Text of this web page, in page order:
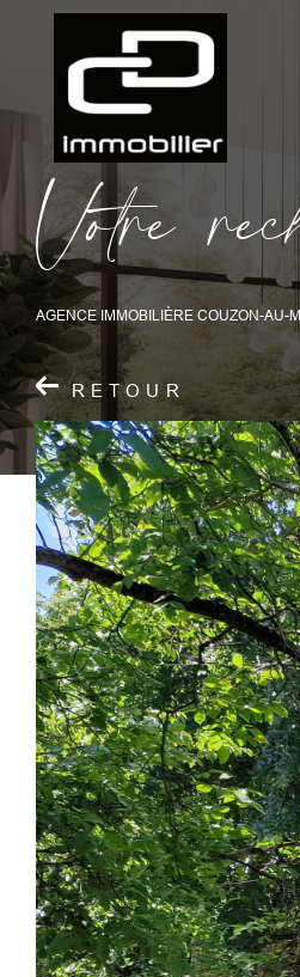
Votre rec
AGENCE IMMOBILIÈRE COUZON-AU-
RETOUR